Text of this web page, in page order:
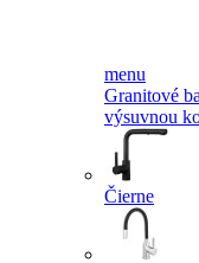
menu
Granitové
výsuvnou
Čierne